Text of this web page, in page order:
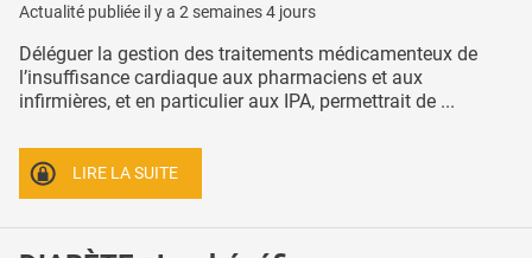
Actualité publiée il y a 2 semaines 4 jours
Déléguer la gestion des traitements médicamenteux de
l’insuffisance cardiaque aux pharmaciens et aux
infirmières, et en particulier aux IPA, permettrait de ...
LIRE LA SUITE